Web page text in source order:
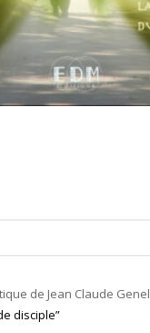
de Jean Claude Genel
disciple”